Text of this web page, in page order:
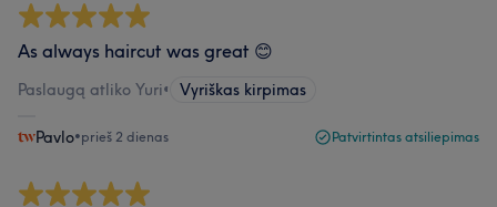
As always haircut was great 😊
Paslaugą atliko Yuri• Vyriškas kirpimas
Pavlo•prieš 2 dienas Patvirtintas atsiliepimas